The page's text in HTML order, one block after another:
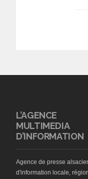
L’AGENCE
MULTIMEDIA
D’INFORMATION
Agence de presse
d'information locale,